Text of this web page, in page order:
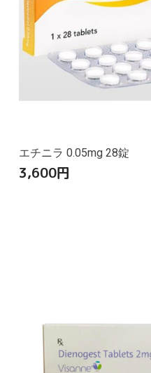
エチニラ 0.05mg 28錠
3,600円